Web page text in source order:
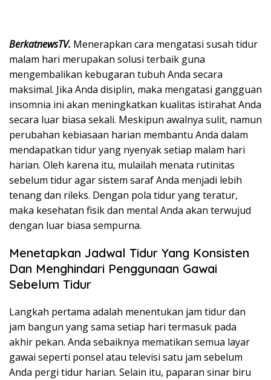
BerkatnewsTV. Menerapkan cara mengatasi susah tidur
malam hari merupakan solusi terbaik guna
mengembalikan kebugaran tubuh Anda secara
maksimal. Jika Anda disiplin, maka mengatasi gangguan
insomnia ini akan meningkatkan kualitas istirahat Anda
secara luar biasa sekali. Meskipun awalnya sulit, namun
perubahan kebiasaan harian membantu Anda dalam
mendapatkan tidur yang nyenyak setiap malam hari
harian. Oleh karena itu, mulailah menata rutinitas
sebelum tidur agar sistem saraf Anda menjadi lebih
tenang dan rileks. Dengan pola tidur yang teratur,
maka kesehatan fisik dan mental Anda akan terwujud
dengan luar biasa sempurna.
Menetapkan Jadwal Tidur Yang Konsisten
Dan Menghindari Penggunaan Gawai
Sebelum Tidur
Langkah pertama adalah menentukan jam tidur dan
jam bangun yang sama setiap hari termasuk pada
akhir pekan. Anda sebaiknya mematikan semua layar
gawai seperti ponsel atau televisi satu jam sebelum
Anda pergi tidur harian. Selain itu, paparan sinar biru